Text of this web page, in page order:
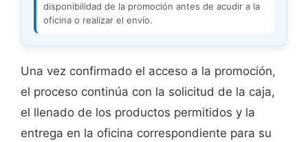
disponibilidad de la promoción antes de acudir a la
oficina o realizar el envío.
Una vez confirmado el acceso a la promoción,
el proceso continúa con la solicitud de la caja,
el llenado de los productos permitidos y la
entrega en la oficina correspondiente para su